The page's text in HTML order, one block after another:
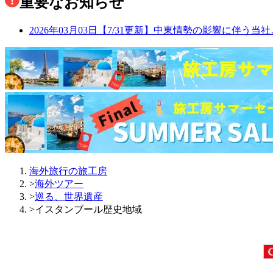
2026年03月03日 【7/31更新】中東情勢の影響に伴う当
海外旅行の旅工房
>海外ツアー
>巡る、世界遺産
>イスタンブール歴史地域